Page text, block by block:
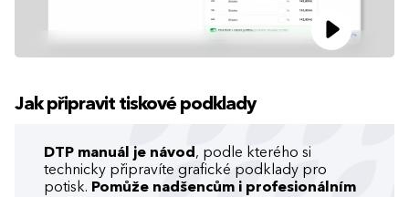
Jak připravit tiskové podklady
DTP manuál je návod , podle kterého si
technicky připravíte grafické podklady pro
potisk. Pomůže nadšencům i profesionálním